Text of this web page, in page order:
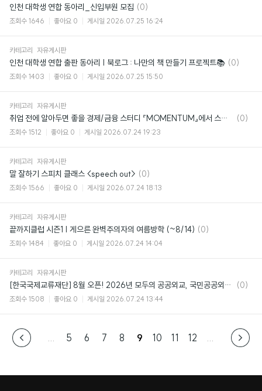
인천 대학생 연합 동아리_신입부원 모집 댓
글
(0)
조회수 1646 좋아요 0 게시일 2026.07.25 16:24
카테고리 자유게시판
인천 대학생 연합 출판 동아리 | 북로그 : 나만의 책 만들기 프로젝트📚 댓
(0)
조회수 1403 좋아요 0 게시일 2026.07.25 15:50
카테고리 자유게시판
취업 전에 알아두면 좋을 경제/금융 스터디 『MOMENTUM』에서 스터디원을 모집합니다!
댓
(0)
조회수 1512 좋아요 0 게시일 2026.07.24 19:23
카테고리 자유게시판
말 잘하기 스피치 클래스 <speech out> 댓
글
(0)
조회수 1566 좋아요 0 게시일 2026.07.24 18:13
카테고리 자유게시판
끝까지클럽 시즌1 | 게으른 완벽주의자의 여름방학 (~8/14) 댓
(0)
조회수 1484 좋아요 0 게시일 2026.07.24 14:04
카테고리 자유게시판
[한국국제교류재단] 8월 오픈! 2026년 모두의 공공외교, 국민공공외교아카데미
댓
(0)
조회수 1508 좋아요 0 게시일 2026.07.24 13:44
5 6 7 8 9 10 11 12